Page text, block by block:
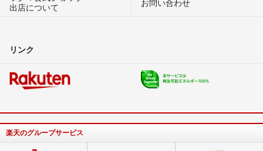
出店について
お問い合わせ
リンク
楽天のグループサービス